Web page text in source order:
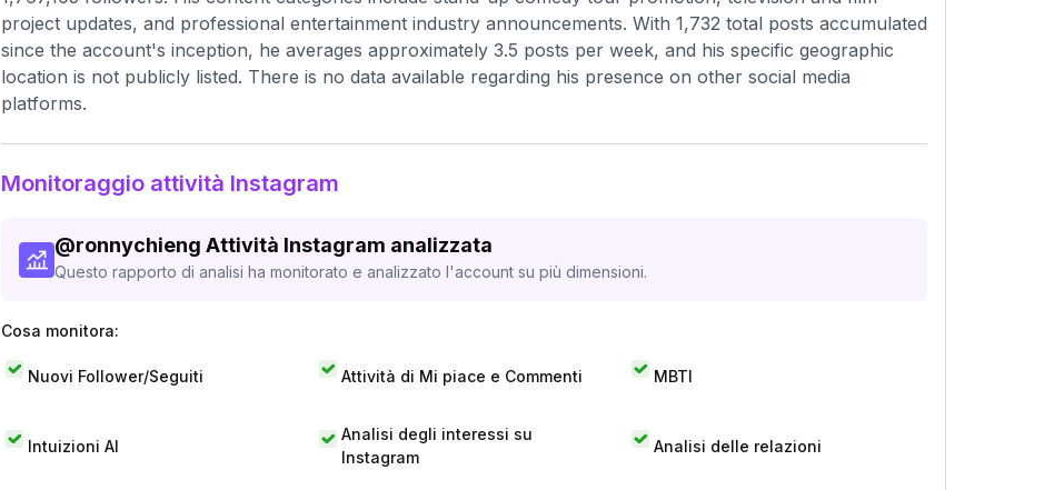
project updates, and professional entertainment industry announcements. With 1,732 total posts accumulated
since the account's inception, he averages approximately 3.5 posts per week, and his specific geographic
location is not publicly listed. There is no data available regarding his presence on other social media
platforms.
Monitoraggio attività Instagram
@ronnychieng Attività Instagram analizzata
Questo rapporto di analisi ha monitorato e analizzato l'account su più dimensioni.
Cosa monitora:
Nuovi Follower/Seguiti Attività di Mi piace e Commenti MBTI
Intuizioni AI
Analisi degli interessi su
Instagram
Analisi delle relazioni